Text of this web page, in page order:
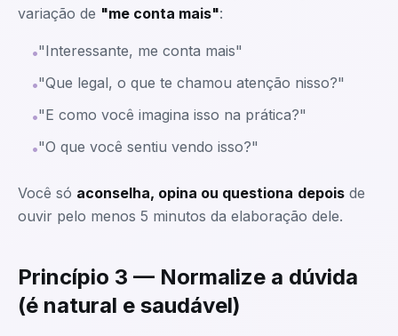
variação de "me conta mais":
•"Interessante, me conta mais"
•"Que legal, o que te chamou atenção nisso?"
•"E como você imagina isso na prática?"
•"O que você sentiu vendo isso?"
Você só aconselha, opina ou questiona depois de
ouvir pelo menos 5 minutos da elaboração dele.
Princípio 3 — Normalize a dúvida
(é natural e saudável)